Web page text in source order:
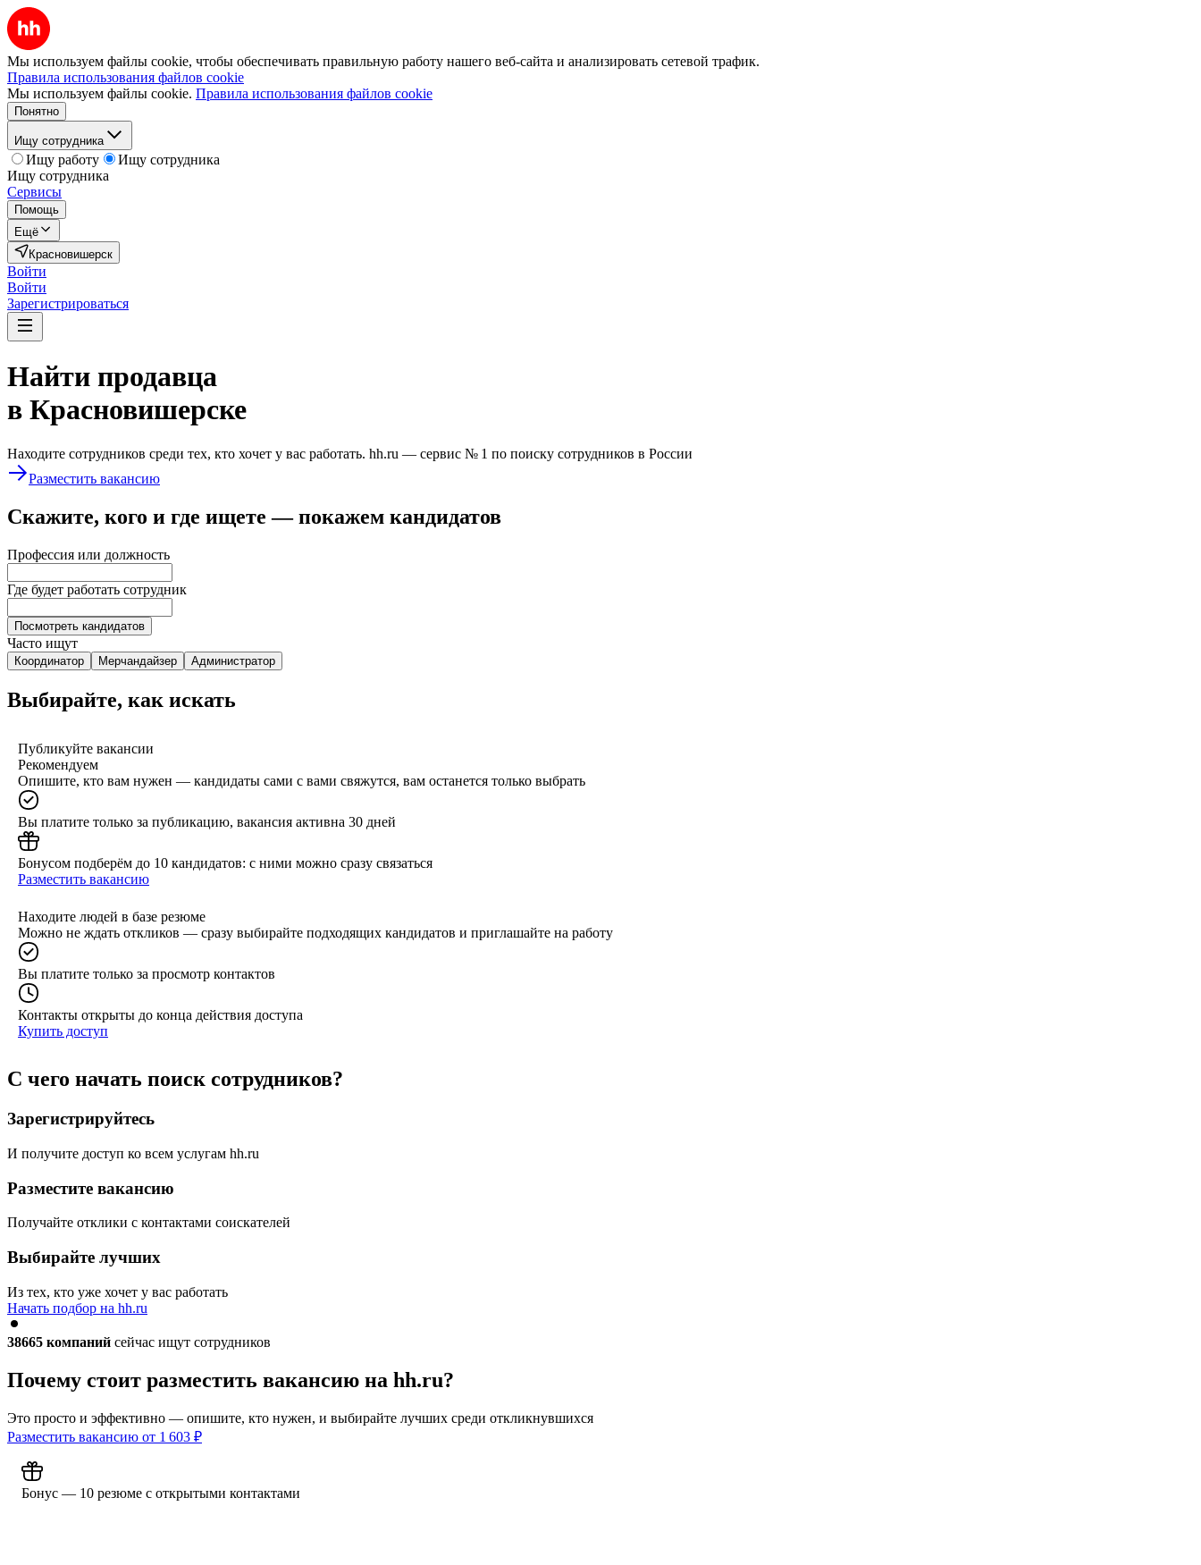
Мы используем файлы cookie, чтобы обеспечивать правильную работу нашего веб-сайта и анализировать сетевой трафик.
Правила использования файлов cookie
Мы используем файлы cookie. Правила использования файлов cookie
Понятно
Ищу сотрудника
Ищу работу
Ищу сотрудника
Ищу сотрудника
Сервисы
Помощь
Ещё
Красновишерск
Войти
Войти
Зарегистрироваться
Найти продавца
в Красновишерске
Находите сотрудников среди тех, кто хочет у вас работать. hh.ru — сервис № 1 по поиску сотрудников в России
Разместить вакансию
Скажите, кого и где ищете — покажем кандидатов
Профессия или должность
Где будет работать сотрудник
Посмотреть кандидатов
Часто ищут
Координатор Мерчандайзер Администратор
Выбирайте, как искать
Публикуйте вакансии
Рекомендуем
Опишите, кто вам нужен — кандидаты сами с вами свяжутся, вам останется только выбрать
Вы платите только за публикацию, вакансия активна 30 дней
Бонусом подберём до 10 кандидатов: с ними можно сразу связаться
Разместить вакансию
Находите людей в базе резюме
Можно не ждать откликов — сразу выбирайте подходящих кандидатов и приглашайте на работу
Вы платите только за просмотр контактов
Контакты открыты до конца действия доступа
Купить доступ
С чего начать поиск сотрудников?
Зарегистрируйтесь
И получите доступ ко всем услугам hh.ru
Разместите вакансию
Получайте отклики с контактами соискателей
Выбирайте лучших
Из тех, кто уже хочет у вас работать
Начать подбор на hh.ru
38665 компаний сейчас ищут сотрудников
Почему стоит разместить вакансию на hh.ru?
Это просто и эффективно — опишите, кто нужен, и выбирайте лучших среди откликнувшихся
Разместить вакансию от 1 603 ₽
Бонус — 10 резюме с открытыми контактами